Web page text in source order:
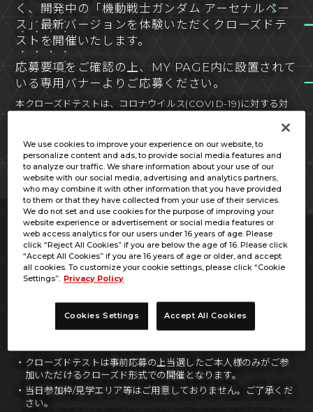
く、開発中の「機動戦士ガンダム アーセナルベー
ス」最新バージョンを体験いただくクローズドテ
ストを開催いたします。
応募要項をご確認の上、MY PAGE内に設置されて
いる専用バナーよりご応募ください。
本クローズドテストは、コロナウイルス(COVID-19)に対する対
開催情報
開催日時
2022年6月12日(日)
開催場所
株式会社バンダイ 本社ビル
・クローズドテストは事前応募の上当選したご本人様のみがご参
加いただけるクローズド形式での開催となります。
・当日参加枠/見学エリア等はご用意しておりません。ご了承くだ
さい。
We use cookies to improve your experience on our website, to
personalize content and ads, to provide social media features and
to analyze our traffic. We share information about your use of our
website with our social media, advertising and analytics partners,
who may combine it with other information that you have provided
to them or that they have collected from your use of their services.
We do not set and use cookies for the purpose of improving your
website experience or advertisement or social media features or
web access analytics for our users under 16 years of age. Please
click “Reject All Cookies” if you are below the age of 16. Please click
“Accept All Cookies” if you are 16 years of age or older, and accept
all cookies. To customize your cookie settings, please click “Cookie
Settings”. Privacy Policy
Cookies Settings Accept All Cookies